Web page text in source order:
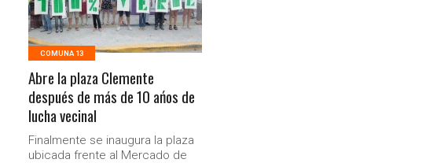
COMUNA 13
Abre la plaza Clemente
después de más de 10 ańos de
lucha vecinal
Finalmente se inaugura la plaza
ubicada frente al Mercado de